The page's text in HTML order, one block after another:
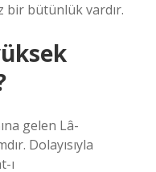
bir bütünlük vardır.
gelen Lâ-
Dolayısıyla
ı